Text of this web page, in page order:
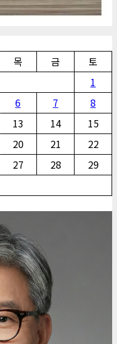
목 금
토
1
6 7
8
13 14
15
20 21
22
27 28
29